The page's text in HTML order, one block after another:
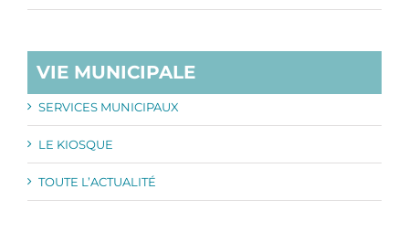
VIE MUNICIPALE
SERVICES MUNICIPAUX
LE KIOSQUE
TOUTE L’ACTUALITÉ